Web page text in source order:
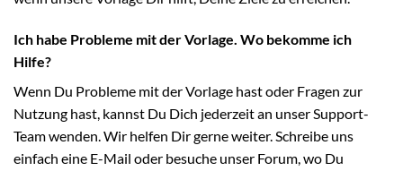
Ich habe Probleme mit der Vorlage. Wo bekomme ich
Hilfe?
Wenn Du Probleme mit der Vorlage hast oder Fragen zur
Nutzung hast, kannst Du Dich jederzeit an unser Support-
Team wenden. Wir helfen Dir gerne weiter. Schreibe uns
einfach eine E-Mail oder besuche unser Forum, wo Du